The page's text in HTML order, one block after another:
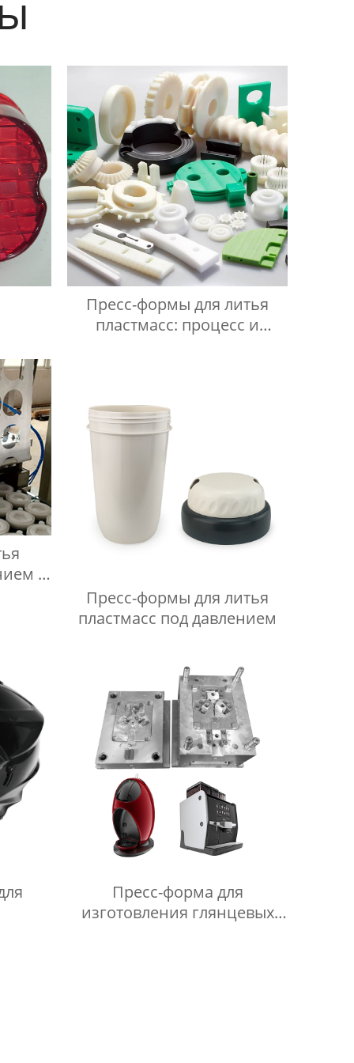
Пресс-формы для литья
пластмасс: процесс и
в
Пресс-формы для литья
пластмасс под давлением
Пресс-форма для
изготовления глянцевых